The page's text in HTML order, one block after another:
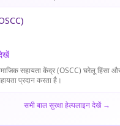
सहायता केंद्र (OSCC) घरेलू हिंसा
प्रदान करता है।
सभी बाल सुरक्षा हेल्पलाइन देखें→